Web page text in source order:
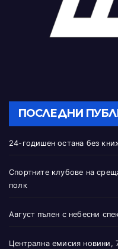
ПОСЛЕДНИ
24-годишен остана без
Спортните клубове на
полк
Август пълен с небесни
Централна емисия новини,